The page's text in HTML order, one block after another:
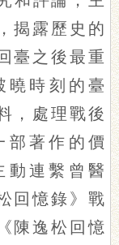
揭露歷史的
臺之後最重
曉時刻的臺
，處理戰後
部著作的價
動連繫曾醫
回憶錄》戰
陳逸松回憶